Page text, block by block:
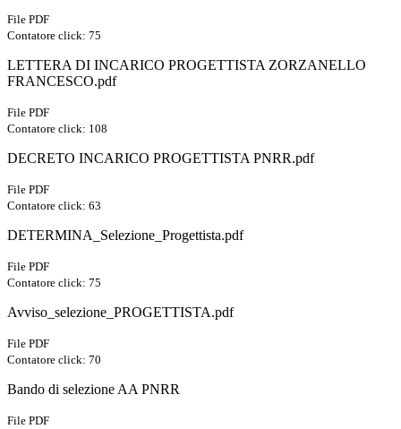
File PDF
Contatore click: 75
LETTERA DI INCARICO PROGETTISTA ZORZANELLO
FRANCESCO.pdf
File PDF
Contatore click: 108
DECRETO INCARICO PROGETTISTA PNRR.pdf
File PDF
Contatore click: 63
DETERMINA_Selezione_Progettista.pdf
File PDF
Contatore click: 75
Avviso_selezione_PROGETTISTA.pdf
File PDF
Contatore click: 70
Bando di selezione AA PNRR
File PDF